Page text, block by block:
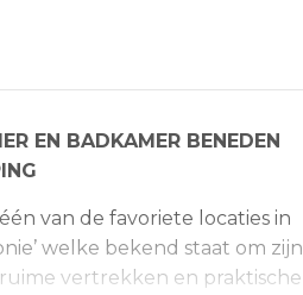
EN BADKAMER BENEDEN
van de favoriete locaties in
welke bekend staat om zijn
vertrekken en praktische